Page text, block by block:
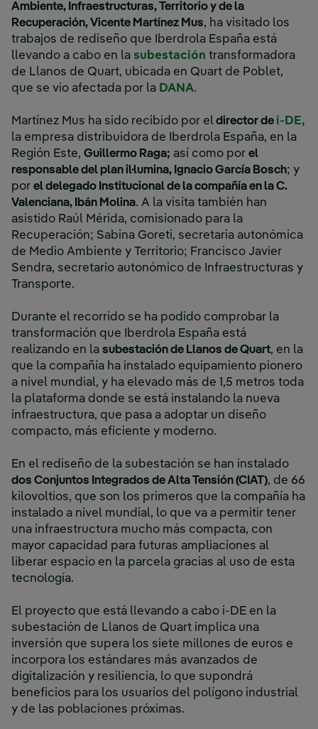
Ambiente, Infraestructuras, Territorio y de la
Recuperación, Vicente Martínez Mus, ha visitado los
trabajos de rediseño que Iberdrola España está
llevando a cabo en la subestación transformadora
de Llanos de Quart, ubicada en Quart de Poblet,
que se vio afectada por la DANA.
Martínez Mus ha sido recibido por eldirector de i-DE,
la empresa distribuidora de Iberdrola España, en la
Región Este, Guillermo Raga; así como por el
responsable del plan il·lumina, Ignacio García Bosch; y
por el delegado Institucional de la compañía en la C.
Valenciana, Ibán Molina. A la visita también han
asistido Raúl Mérida, comisionado para la
Recuperación; Sabina Goreti, secretaria autonómica
de Medio Ambiente y Territorio; Francisco Javier
Sendra, secretario autonómico de Infraestructuras y
Transporte.
Durante el recorrido se ha podido comprobar la
transformación que Iberdrola España está
realizando en la subestación de Llanos de Quart, en la
que la compañía ha instalado equipamiento pionero
a nivel mundial, y ha elevado más de 1,5 metros toda
la plataforma donde se está instalando la nueva
infraestructura, que pasa a adoptar un diseño
compacto, más eficiente y moderno.
En el rediseño de la subestación se han instalado
dos Conjuntos Integrados de Alta Tensión (CIAT), de 66
kilovoltios, que son los primeros que la compañía ha
instalado a nivel mundial, lo que va a permitir tener
una infraestructura mucho más compacta, con
mayor capacidad para futuras ampliaciones al
liberar espacio en la parcela gracias al uso de esta
tecnología.
El proyecto que está llevando a cabo i-DE en la
subestación de Llanos de Quart implica una
inversión que supera los siete millones de euros e
incorpora los estándares más avanzados de
digitalización y resiliencia, lo que supondrá
beneficios para los usuarios del polígono industrial
y de las poblaciones próximas.